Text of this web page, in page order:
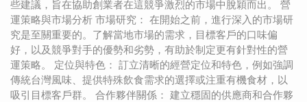
些建議，旨在協助創業者在這競爭激烈的市場中脫穎而出。 營
運策略與市場分析 市場研究： 在開始之前，進行深入的市場研
究是至關重要的。了解當地市場的需求，目標客戶的口味偏
好，以及競爭對手的優勢和劣勢，有助於制定更有針對性的營
運策略。 定位與特色： 訂立清晰的經營定位和特色，例如強調
傳統台灣風味、提供特殊飲食需求的選擇或注重有機食材，以
吸引目標客戶群。 合作夥伴關係： 建立穩固的供應商和合作夥